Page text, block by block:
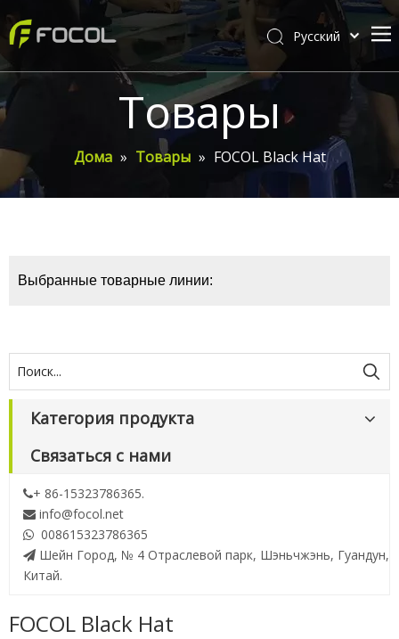
Товары
Настройка
Связаться с нами
Pусский
Товары
Дома » Товары » FOCOL Black Hat
Выбранные товарные линии:
Категория продукта
Связаться с нами
+ 86-15323786365.
 info@focol.net
 008615323786365
 Шейн Город, № 4 Отраслевой парк, Шэньчжэнь, Гуандун,
Китай.
FOCOL Black Hat